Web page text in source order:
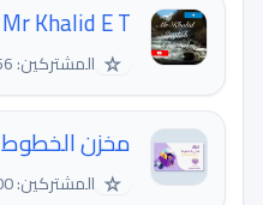
Mr Khalid E T اللغة الانجليزية
☆ المشتركين: 14,456
مخزن الخطوط
☆ المشتركين: 261,000